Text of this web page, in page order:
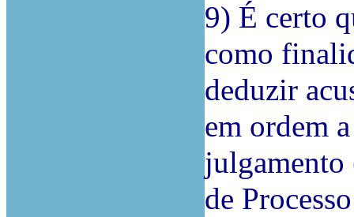
9) É certo
como
deduzir
em ordem
julgamento
de